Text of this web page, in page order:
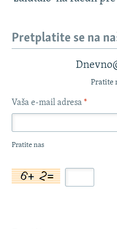
Pretplatite se na
Pratite
Vaša e-mail adresa *
Pratite nas